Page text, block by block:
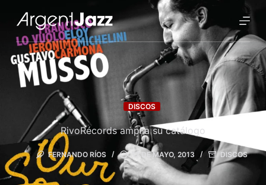
DISCOS
RivoRécords amplía su catálogo
FERNANDO RÍOS 17 DE MAYO, 2013 DISCOS